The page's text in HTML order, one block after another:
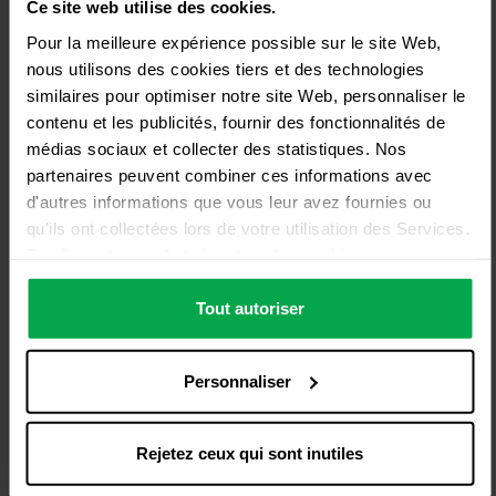
Ce site web utilise des cookies.
Pour la meilleure expérience possible sur le site Web,
nous utilisons des cookies tiers et des technologies
similaires pour optimiser notre site Web, personnaliser le
contenu et les publicités, fournir des fonctionnalités de
médias sociaux et collecter des statistiques. Nos
partenaires peuvent combiner ces informations avec
d'autres informations que vous leur avez fournies ou
qu'ils ont collectées lors de votre utilisation des Services.
acceptez l'utilisation de tous les cookies, y compris le
traitement des données et leur transmission à des tiers
conformément à notre déclaration de protection des
votre consentement, conformément à l'article 49,
paragraphe 1, point a) du RGPD, au traitement des
Unis. Dans ces pays, malgré une sélection minutieuse et
Tout autoriser
Personnaliser
Rejetez ceux qui sont inutiles
Acheter du R-717 (ammoniac)
Gaz ammoniac
L’ammoniac (NH3) est l’un des frigorigènes les plus
performants. Une installation au NH3constitue la solution